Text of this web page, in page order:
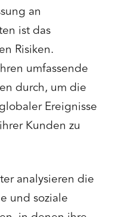
an
ist das
Risiken.
umfassende
durch, um die
Ereignisse
Kunden zu
analysieren die
und soziale